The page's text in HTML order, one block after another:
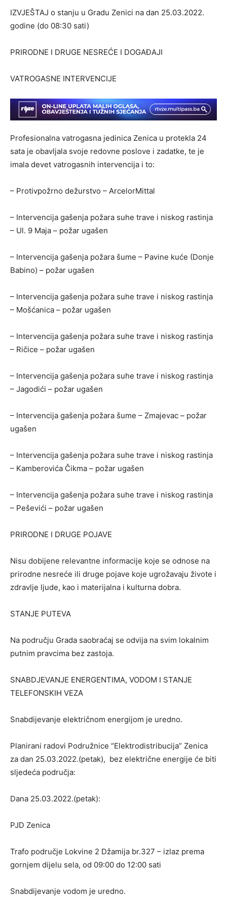
IZVJEŠTAJ o stanju u Gradu Zenici na dan 25.03.2022.
godine (do 08:30 sati)
PRIRODNE I DRUGE NESREĆE I DOGAĐAJI
VATROGASNE INTERVENCIJE
Profesionalna vatrogasna jedinica Zenica u protekla 24
sata je obavljala svoje redovne poslove i zadatke, te je
imala devet vatrogasnih intervencija i to:
– Protivpožrno dežurstvo – ArcelorMittal
– Intervencija gašenja požara suhe trave i niskog rastinja
– Ul. 9 Maja – požar ugašen
– Intervencija gašenja požara šume – Pavine kuće (Donje
Babino) – požar ugašen
– Intervencija gašenja požara suhe trave i niskog rastinja
– Mošćanica – požar ugašen
– Intervencija gašenja požara suhe trave i niskog rastinja
– Ričice – požar ugašen
– Intervencija gašenja požara suhe trave i niskog rastinja
– Jagodići – požar ugašen
– Intervencija gašenja požara šume – Zmajevac – požar
ugašen
– Intervencija gašenja požara suhe trave i niskog rastinja
– Kamberovića Čikma – požar ugašen
– Intervencija gašenja požara suhe trave i niskog rastinja
– Peševići – požar ugašen
PRIRODNE I DRUGE POJAVE
Nisu dobijene relevantne informacije koje se odnose na
prirodne nesreće ili druge pojave koje ugrožavaju živote i
zdravlje ljude, kao i materijalna i kulturna dobra.
STANJE PUTEVA
Na području Grada saobraćaj se odvija na svim lokalnim
putnim pravcima bez zastoja.
SNABDJEVANJE ENERGENTIMA, VODOM I STANJE
TELEFONSKIH VEZA
Snabdijevanje električnom energijom je uredno.
Planirani radovi Podružnice “Elektrodistribucija” Zenica
za dan 25.03.2022.(petak), bez električne energije će biti
sljedeća područja:
Dana 25.03.2022.(petak):
PJD Zenica
Trafo područje Lokvine 2 Džamija br.327 – izlaz prema
gornjem dijelu sela, od 09:00 do 12:00 sati
Snabdijevanje vodom je uredno.